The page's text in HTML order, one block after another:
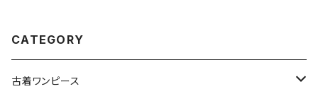
CATEGORY
古着ワンピース